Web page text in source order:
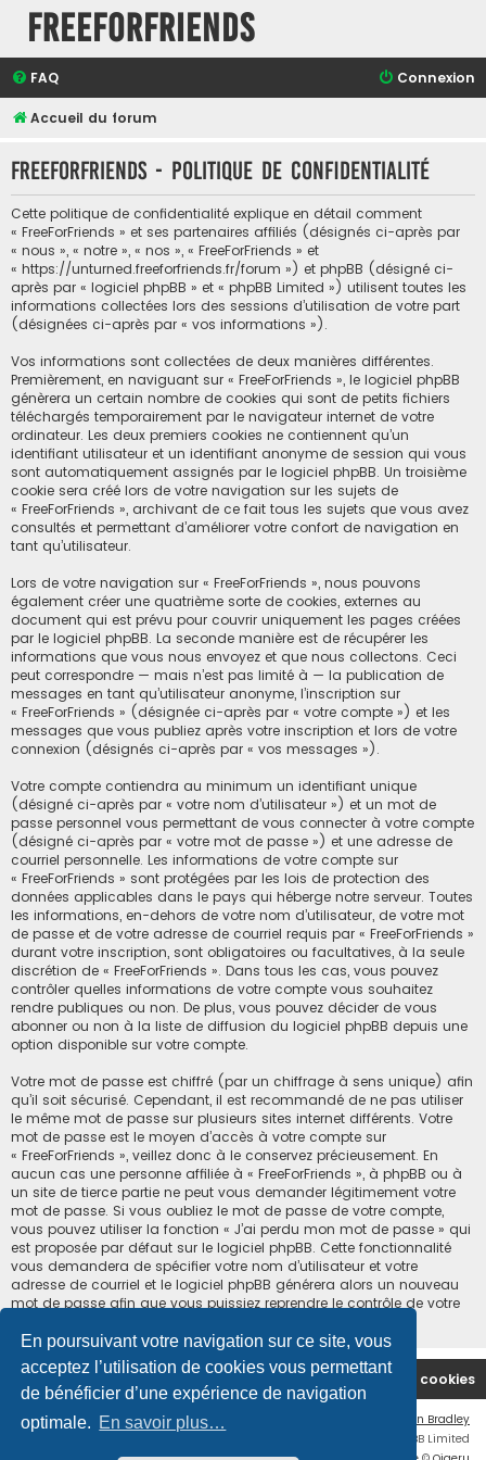
En poursuivant votre navigation sur ce site, vous
acceptez l’utilisation de cookies vous permettant
de bénéficier d’une expérience de navigation
optimale. En savoir plus…
FreeForFriends
FAQ Connexion
Accueil du forum
FreeForFriends - Politique de confidentialité
Cette politique de confidentialité explique en détail comment
« FreeForFriends » et ses partenaires affiliés (désignés ci-après par
« nous », « notre », « nos », « FreeForFriends » et
« https://unturned.freeforfriends.fr/forum ») et phpBB (désigné ci-
après par « logiciel phpBB » et « phpBB Limited ») utilisent toutes les
informations collectées lors des sessions d’utilisation de votre part
(désignées ci-après par « vos informations »).
Vos informations sont collectées de deux manières différentes.
Premièrement, en naviguant sur « FreeForFriends », le logiciel phpBB
génèrera un certain nombre de cookies qui sont de petits fichiers
téléchargés temporairement par le navigateur internet de votre
ordinateur. Les deux premiers cookies ne contiennent qu’un
identifiant utilisateur et un identifiant anonyme de session qui vous
sont automatiquement assignés par le logiciel phpBB. Un troisième
cookie sera créé lors de votre navigation sur les sujets de
« FreeForFriends », archivant de ce fait tous les sujets que vous avez
consultés et permettant d’améliorer votre confort de navigation en
tant qu’utilisateur.
Lors de votre navigation sur « FreeForFriends », nous pouvons
également créer une quatrième sorte de cookies, externes au
document qui est prévu pour couvrir uniquement les pages créées
par le logiciel phpBB. La seconde manière est de récupérer les
informations que vous nous envoyez et que nous collectons. Ceci
peut correspondre — mais n’est pas limité à — la publication de
messages en tant qu’utilisateur anonyme, l’inscription sur
« FreeForFriends » (désignée ci-après par « votre compte ») et les
messages que vous publiez après votre inscription et lors de votre
connexion (désignés ci-après par « vos messages »).
Votre compte contiendra au minimum un identifiant unique
(désigné ci-après par « votre nom d’utilisateur ») et un mot de
passe personnel vous permettant de vous connecter à votre compte
(désigné ci-après par « votre mot de passe ») et une adresse de
courriel personnelle. Les informations de votre compte sur
« FreeForFriends » sont protégées par les lois de protection des
données applicables dans le pays qui héberge notre serveur. Toutes
les informations, en-dehors de votre nom d’utilisateur, de votre mot
de passe et de votre adresse de courriel requis par « FreeForFriends »
durant votre inscription, sont obligatoires ou facultatives, à la seule
discrétion de « FreeForFriends ». Dans tous les cas, vous pouvez
contrôler quelles informations de votre compte vous souhaitez
rendre publiques ou non. De plus, vous pouvez décider de vous
abonner ou non à la liste de diffusion du logiciel phpBB depuis une
option disponible sur votre compte.
Votre mot de passe est chiffré (par un chiffrage à sens unique) afin
qu’il soit sécurisé. Cependant, il est recommandé de ne pas utiliser
le même mot de passe sur plusieurs sites internet différents. Votre
mot de passe est le moyen d’accès à votre compte sur
« FreeForFriends », veillez donc à le conservez précieusement. En
aucun cas une personne affiliée à « FreeForFriends », à phpBB ou à
un site de tierce partie ne peut vous demander légitimement votre
mot de passe. Si vous oubliez le mot de passe de votre compte,
vous pouvez utiliser la fonction « J’ai perdu mon mot de passe » qui
est proposée par défaut sur le logiciel phpBB. Cette fonctionnalité
vous demandera de spécifier votre nom d’utilisateur et votre
adresse de courriel et le logiciel phpBB générera alors un nouveau
mot de passe afin que vous puissiez reprendre le contrôle de votre
Accueil du forum Supprimer les cookies
Ian Bradley
® Forum Software © phpBB Limited